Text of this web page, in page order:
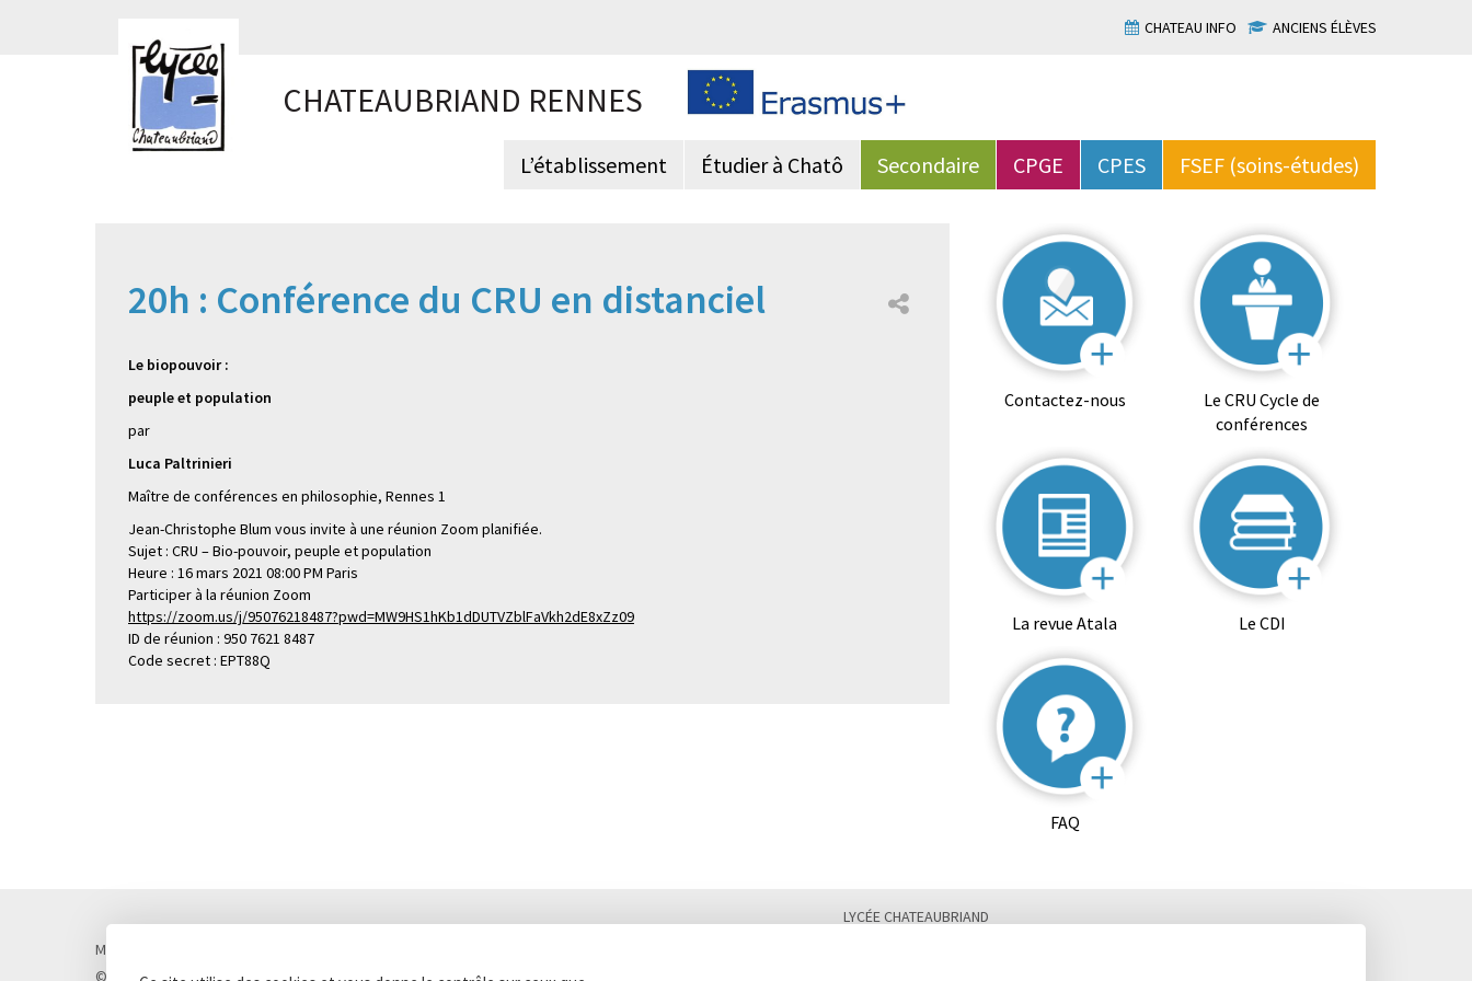
CHATEAU INFO ANCIENS ÉLÈVES
CHATEAUBRIAND RENNES
L’établissement Étudier à Chatô Secondaire CPGE CPES FSEF (soins-études)
20h : Conférence du CRU en distanciel
Le biopouvoir :
peuple et population
par
Luca Paltrinieri
Maître de conférences en philosophie, Rennes 1
Jean-Christophe Blum vous invite à une réunion Zoom planifiée.
Sujet : CRU – Bio-pouvoir, peuple et population
Heure : 16 mars 2021 08:00 PM Paris
Participer à la réunion Zoom
https://zoom.us/j/95076218487?pwd=MW9HS1hKb1dDUTVZblFaVkh2dE8xZz09
ID de réunion : 950 7621 8487
Code secret : EPT88Q
Contactez-nous
Le CRU Cycle de
conférences
La revue Atala Le CDI
FAQ
Mentions légales
© Lycée Chateaubriand 2026 - RéalisationConcept Image
LYCÉE CHATEAUBRIAND